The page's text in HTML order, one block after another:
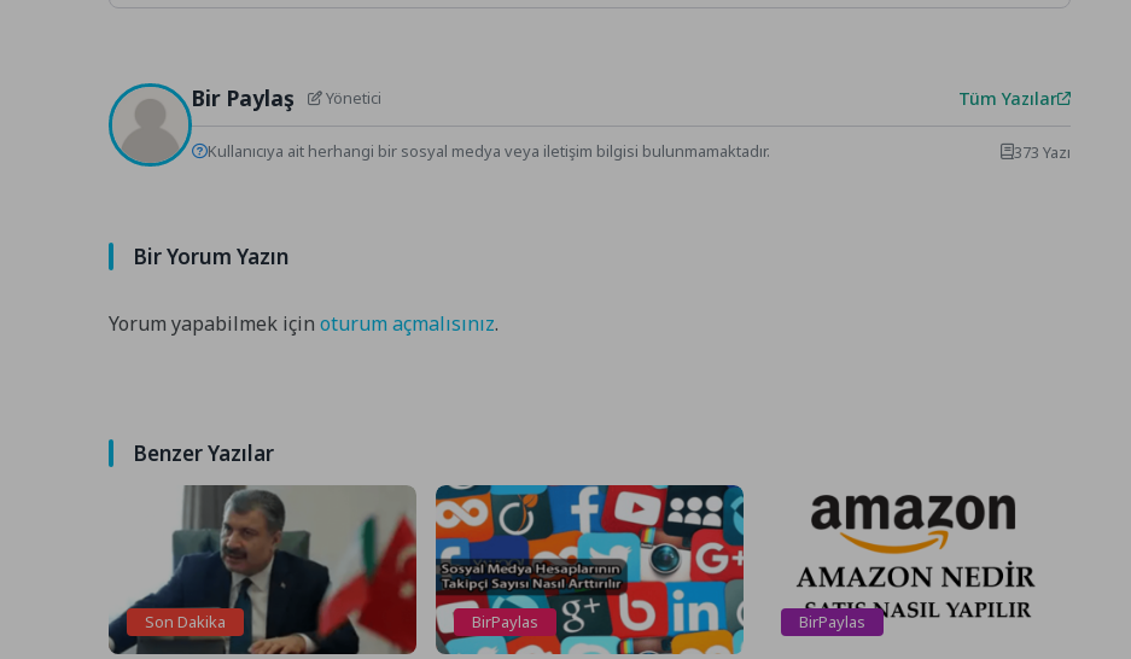
Bir Paylaş Yönetici Tüm Yazılar
Kullanıcıya ait herhangi bir sosyal medya veya iletişim bilgisi bulunmamaktadır. 373 Yazı
Bir Yorum Yazın
Yorum yapabilmek içinoturum açmalısınız.
Benzer Yazılar
Son Dakika BirPaylas BirPaylas